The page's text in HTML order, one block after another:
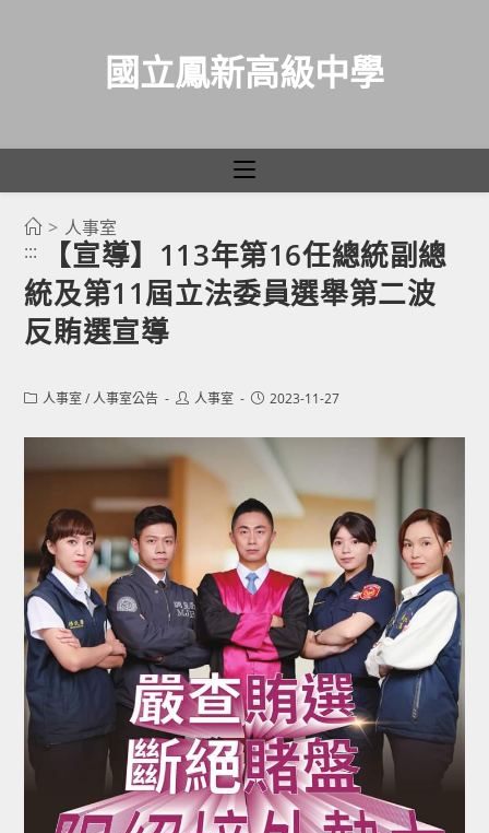
國立鳳新高級中學
> 人事室
:::
【宣導】113年第16任總統副總
統及第11屆立法委員選舉第二波
反賄選宣導
Post人事室 / 人事室公告
Post人事室
Post2023-11-27